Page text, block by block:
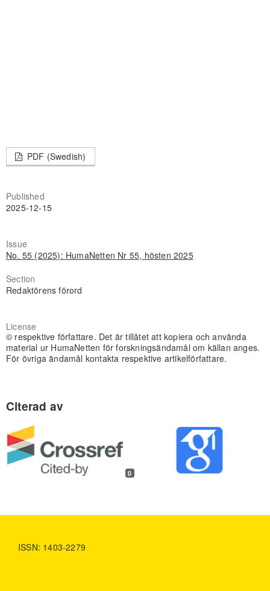
PDF (Swedish)
Published
2025-12-15
Issue
No. 55 (2025): HumaNetten Nr 55, hösten 2025
Section
Redaktörens förord
License
© respektive författare. Det är tillåtet att kopiera och använda
material ur HumaNetten för forskningsändamål om källan anges.
För övriga ändamål kontakta respektive artikelförfattare.
0
ISSN: 1403-2279